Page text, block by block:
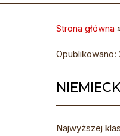
Strona główna
Opublikowano:
Najwyższej